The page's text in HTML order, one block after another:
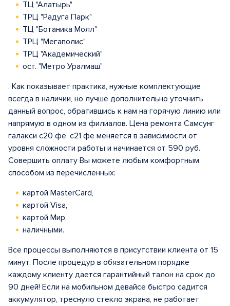
ТЦ "Алатырь"
ТРЦ "Радуга Парк"
ТЦ "Ботаника Молл"
ТРЦ "Мегаполис"
ТРЦ "Академический"
ост. "Метро Уралмаш"
. Как показывает практика, нужные комплектующие
всегда в наличии, но лучше дополнительно уточнить
данный вопрос, обратившись к нам на горячую линию или
напрямую в одном из филиалов. Цена ремонта Самсунг
галакси с20 фе, с21 фе меняется в зависимости от
уровня сложности работы и начинается от 590 руб.
Совершить оплату Вы можете любым комфортным
способом из перечисленных:
картой MasterCard,
картой Visa,
картой Мир,
наличными.
Все процессы выполняются в присутствии клиента от 15
минут. После процедур в обязательном порядке
каждому клиенту дается гарантийный талон на срок до
90 дней! Если на мобильном девайсе быстро садится
аккумулятор, треснуло стекло экрана, не работает